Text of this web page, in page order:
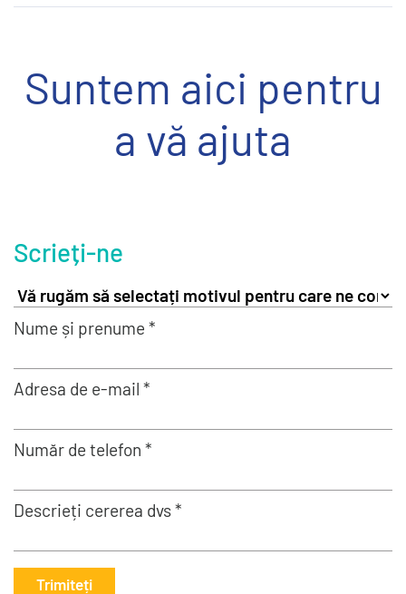
Suntem aici pentru
a vă ajuta
Scrieți-ne
Nume și prenume *
Adresa de e-mail *
Număr de telefon *
Descrieți cererea dvs *
Trimiteți